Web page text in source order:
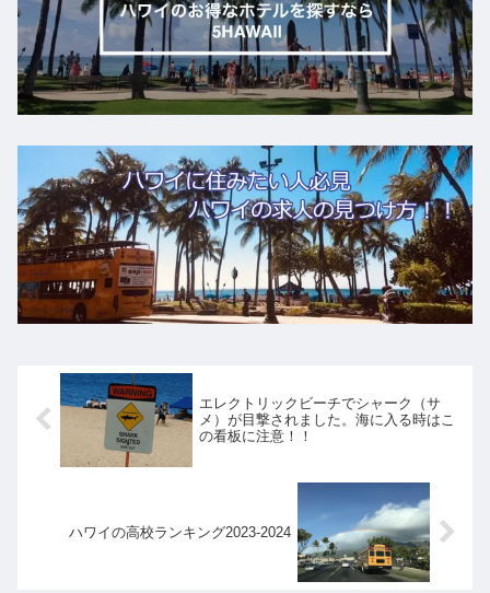
エレクトリックビーチでシャーク（サ
メ）が目撃されました。海に入る時はこ
の看板に注意！！
ハワイの高校ランキング2023-2024